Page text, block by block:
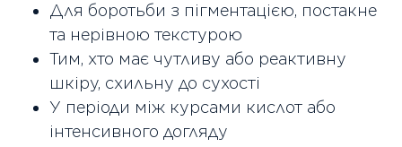
Для боротьби з пігментацією, постакне
та нерівною текстурою
Тим, хто має чутливу або реактивну
шкіру, схильну до сухості
У періоди між курсами кислот або
інтенсивного догляду